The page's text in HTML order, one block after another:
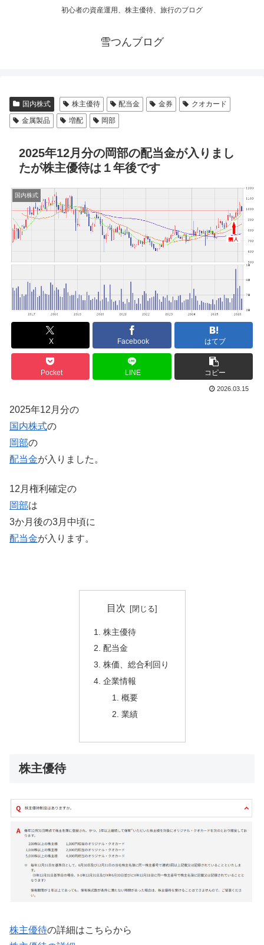
初心者の資産運用、株主優待、旅行のブログ
雪つんブログ
国内株式 株主優待 配当金 金券
クオカード
金属製品
増配 岡部
2025年12月分の岡部の配当金が入りまし
たが株主優待は１年後です
国内株式
X Facebook はてブ
Pocket LINE コピー
2026.03.15
2025年12月分の
国内株式の
岡部の
配当金が入りました。
12月権利確定の
岡部は
3か月後の3月中頃に
配当金が入ります。
目次
株主優待
配当金
株価、総合利回り
企業情報
概要
業績
株主優待
株主優待の詳細はこちらから